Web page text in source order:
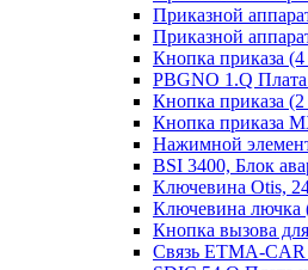
Приказной
Приказной
Кнопка приказа (4
PBGNO 1.Q
Кнопка приказа (2
Кнопка приказа
Нажимной
BSI 3400, Блок
Ключевина Otis,
Ключевина
Кнопка вызова
Связь ETMA-CAR